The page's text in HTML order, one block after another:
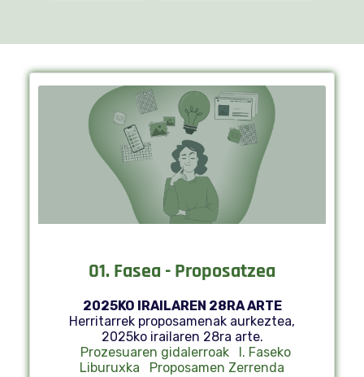
01. Fasea - Proposatzea
2025KO IRAILAREN 28RA ARTE
Herritarrek proposamenak aurkeztea,
2025ko irailaren 28ra arte.
Prozesuaren gidalerroak
I. Faseko
Liburuxka
Proposamen Zerrenda